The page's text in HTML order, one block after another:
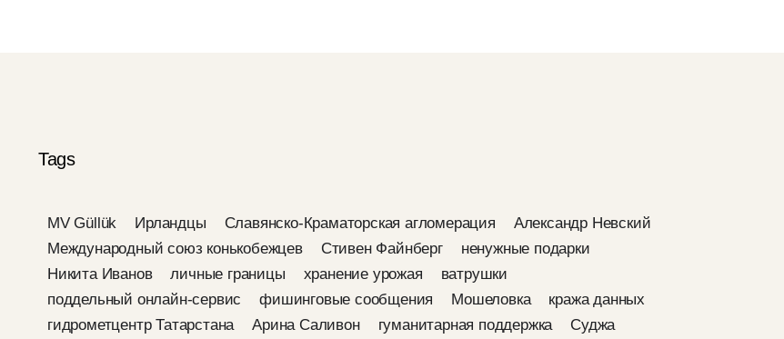
Tags
MV Güllük Ирландцы Славянско-Краматорская агломерация
Александр Невский
Международный союз конькобежцев
Стивен Файнберг
ненужные подарки
Никита Иванов
личные границы хранение урожая
ватрушки
поддельный онлайн-сервис
фишинговые сообщения Мошеловка
кража данных
гидрометцентр Татарстана
Арина Саливон гуманитарная поддержка Суджа